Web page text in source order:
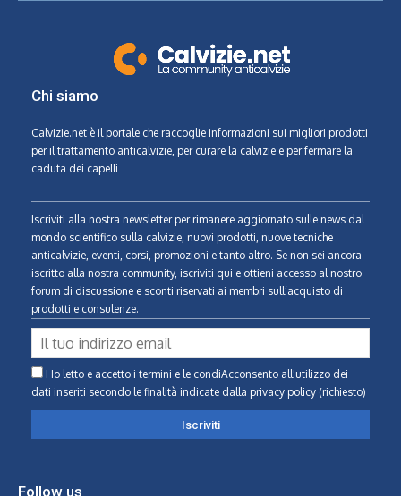
Chi siamo
Calvizie.net è il portale che raccoglie informazioni sui migliori prodotti
per il trattamento anticalvizie, per curare la calvizie e per fermare la
caduta dei capelli
Iscriviti alla nostra newsletter per rimanere aggiornato sulle news dal
mondo scientifico sulla calvizie, nuovi prodotti, nuove tecniche
anticalvizie, eventi, corsi, promozioni e tanto altro. Se non sei ancora
iscritto alla nostra community, iscriviti qui e ottieni accesso al nostro
forum di discussione e sconti riservati ai membri sull’acquisto di
prodotti e consulenze.
Ho letto e accetto i termini e le condiAcconsento all'utilizzo dei
dati inseriti secondo le finalità indicate dalla privacy policy (richiesto)
Follow us